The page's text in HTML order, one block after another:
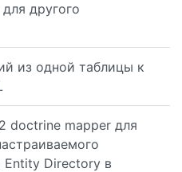
другого
из одной таблицы к
doctrine mapper для
Entity Directory в